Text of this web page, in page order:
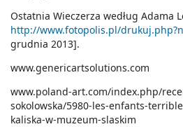
Ostatnia Wieczerza według Adama
http://www.fotopolis.pl/
grudnia 2013].
www.genericartsolutions.com
www.poland-art.com/index.php/
sokolowska/5980-les-enfants-
kaliska-w-muzeum-slaskim